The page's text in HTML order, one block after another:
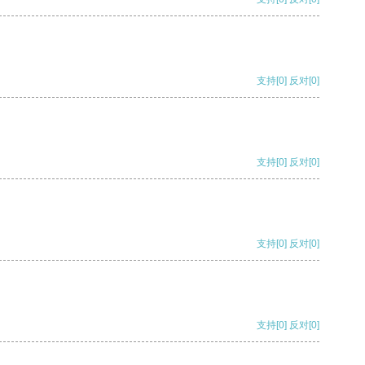
支持[0] 反对[0]
支持[0] 反对[0]
支持[0] 反对[0]
支持[0] 反对[0]